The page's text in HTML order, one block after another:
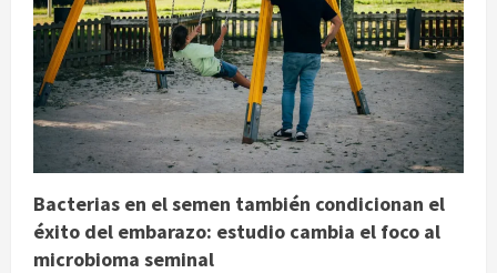
Bacterias en el semen también condicionan el
éxito del embarazo: estudio cambia el foco al
microbioma seminal